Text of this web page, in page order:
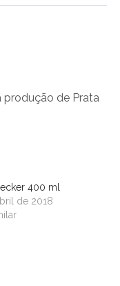
de Prata
400 ml
de 2018